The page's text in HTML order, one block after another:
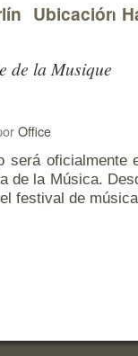
Ubicación
de la Musique
Office
será oficialmente
de la Música.
festival de